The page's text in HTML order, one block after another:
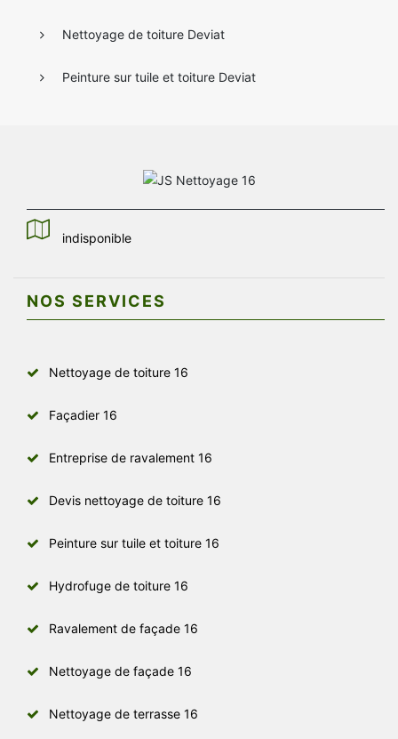
Nettoyage de toiture Deviat
Peinture sur tuile et toiture Deviat
indisponible
NOS SERVICES
Nettoyage de toiture 16
Façadier 16
Entreprise de ravalement 16
Devis nettoyage de toiture 16
Peinture sur tuile et toiture 16
Hydrofuge de toiture 16
Ravalement de façade 16
Nettoyage de façade 16
Nettoyage de terrasse 16